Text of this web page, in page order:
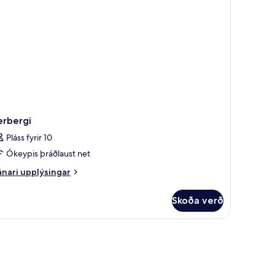
Pláss fyrir 10
Ókeypis þráðlaust net
upplýsingar
Skoða verð